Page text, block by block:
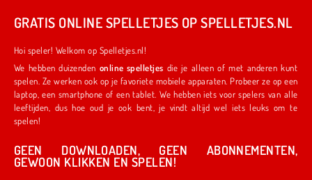
GRATIS ONLINE SPELLETJES OP SPELLETJES.NL
Hoi speler! Welkom op Spelletjes.nl!
We hebben duizenden online spelletjes die je alleen of met anderen kunt
spelen. Ze werken ook op je favoriete mobiele apparaten. Probeer ze op een
laptop, een smartphone of een tablet. We hebben iets voor spelers van alle
leeftijden, dus hoe oud je ook bent, je vindt altijd wel iets leuks om te
spelen!
GEEN DOWNLOADEN, GEEN ABONNEMENTEN,
GEWOON KLIKKEN EN SPELEN!